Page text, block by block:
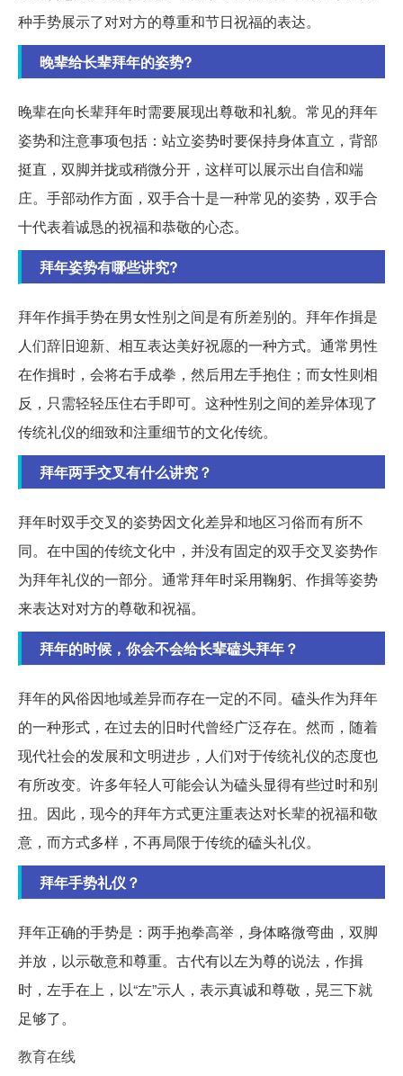
种手势展示了对对方的尊重和节日祝福的表达。
晚辈给长辈拜年的姿势?
晚辈在向长辈拜年时需要展现出尊敬和礼貌。常见的拜年
姿势和注意事项包括：站立姿势时要保持身体直立，背部
挺直，双脚并拢或稍微分开，这样可以展示出自信和端
庄。手部动作方面，双手合十是一种常见的姿势，双手合
十代表着诚恳的祝福和恭敬的心态。
拜年姿势有哪些讲究?
拜年作揖手势在男女性别之间是有所差别的。拜年作揖是
人们辞旧迎新、相互表达美好祝愿的一种方式。通常男性
在作揖时，会将右手成拳，然后用左手抱住；而女性则相
反，只需轻轻压住右手即可。这种性别之间的差异体现了
传统礼仪的细致和注重细节的文化传统。
拜年两手交叉有什么讲究？
拜年时双手交叉的姿势因文化差异和地区习俗而有所不
同。在中国的传统文化中，并没有固定的双手交叉姿势作
为拜年礼仪的一部分。通常拜年时采用鞠躬、作揖等姿势
来表达对对方的尊敬和祝福。
拜年的时候，你会不会给长辈磕头拜年？
拜年的风俗因地域差异而存在一定的不同。磕头作为拜年
的一种形式，在过去的旧时代曾经广泛存在。然而，随着
现代社会的发展和文明进步，人们对于传统礼仪的态度也
有所改变。许多年轻人可能会认为磕头显得有些过时和别
扭。因此，现今的拜年方式更注重表达对长辈的祝福和敬
意，而方式多样，不再局限于传统的磕头礼仪。
拜年手势礼仪？
拜年正确的手势是：两手抱拳高举，身体略微弯曲，双脚
并放，以示敬意和尊重。古代有以左为尊的说法，作揖
时，左手在上，以“左”示人，表示真诚和尊敬，晃三下就
足够了。
教育在线